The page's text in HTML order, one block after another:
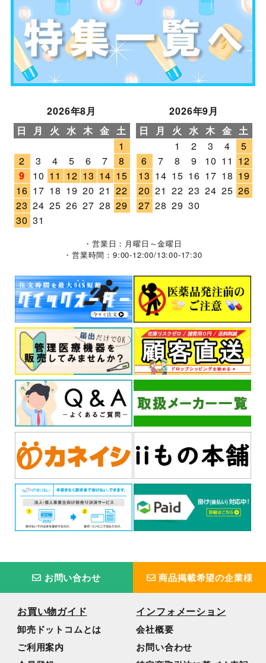
2026年8月
日
月 火 水 木 金 土
1
2
3 4 5 6 7
8
9
10 11 12 13 14 15
16 17 18 19 20 21 22
23 24 25 26 27 28 29
30 31
2026年9月
日
月 火 水 木 金 土
1
2 3 4
5
6
7 8 9 10 11 12
13 14 15 16 17 18 19
20 21 22 23 24 25 26
27 28 29 30
・営業日：月曜日～金曜日
・営業時間：9:00-12:00/13:00-17:30
お問い合わせ 商品掲載希望の企業様
お買い物ガイド
卸売ドットコムとは
ご利用案内
インフォメーション
会社概要
お問い合わせ